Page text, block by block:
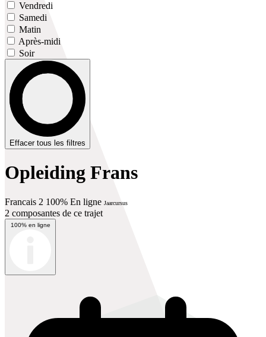
Vendredi
Samedi
Matin
Après-midi
Soir
Effacer tous les filtres
Opleiding Frans
Francais 2 100% En ligne Jaarcursus
2 composantes de ce trajet
100% en ligne